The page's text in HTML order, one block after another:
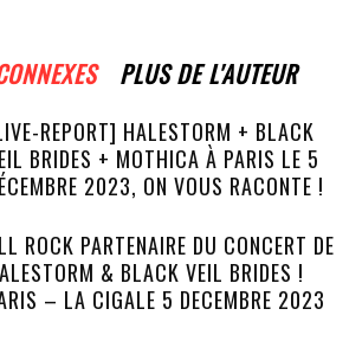
PLUS DE L'AUTEUR
REPORT] HALESTORM + BLACK
BRIDES + MOTHICA À PARIS LE 5
2023, ON VOUS RACONTE !
ROCK PARTENAIRE DU CONCERT DE
& BLACK VEIL BRIDES !
– LA CIGALE 5 DECEMBRE 2023